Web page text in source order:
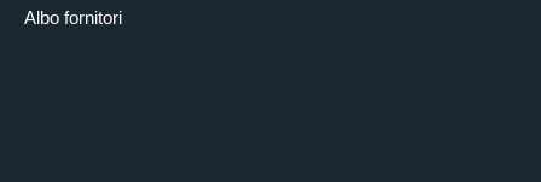
Albo fornitori